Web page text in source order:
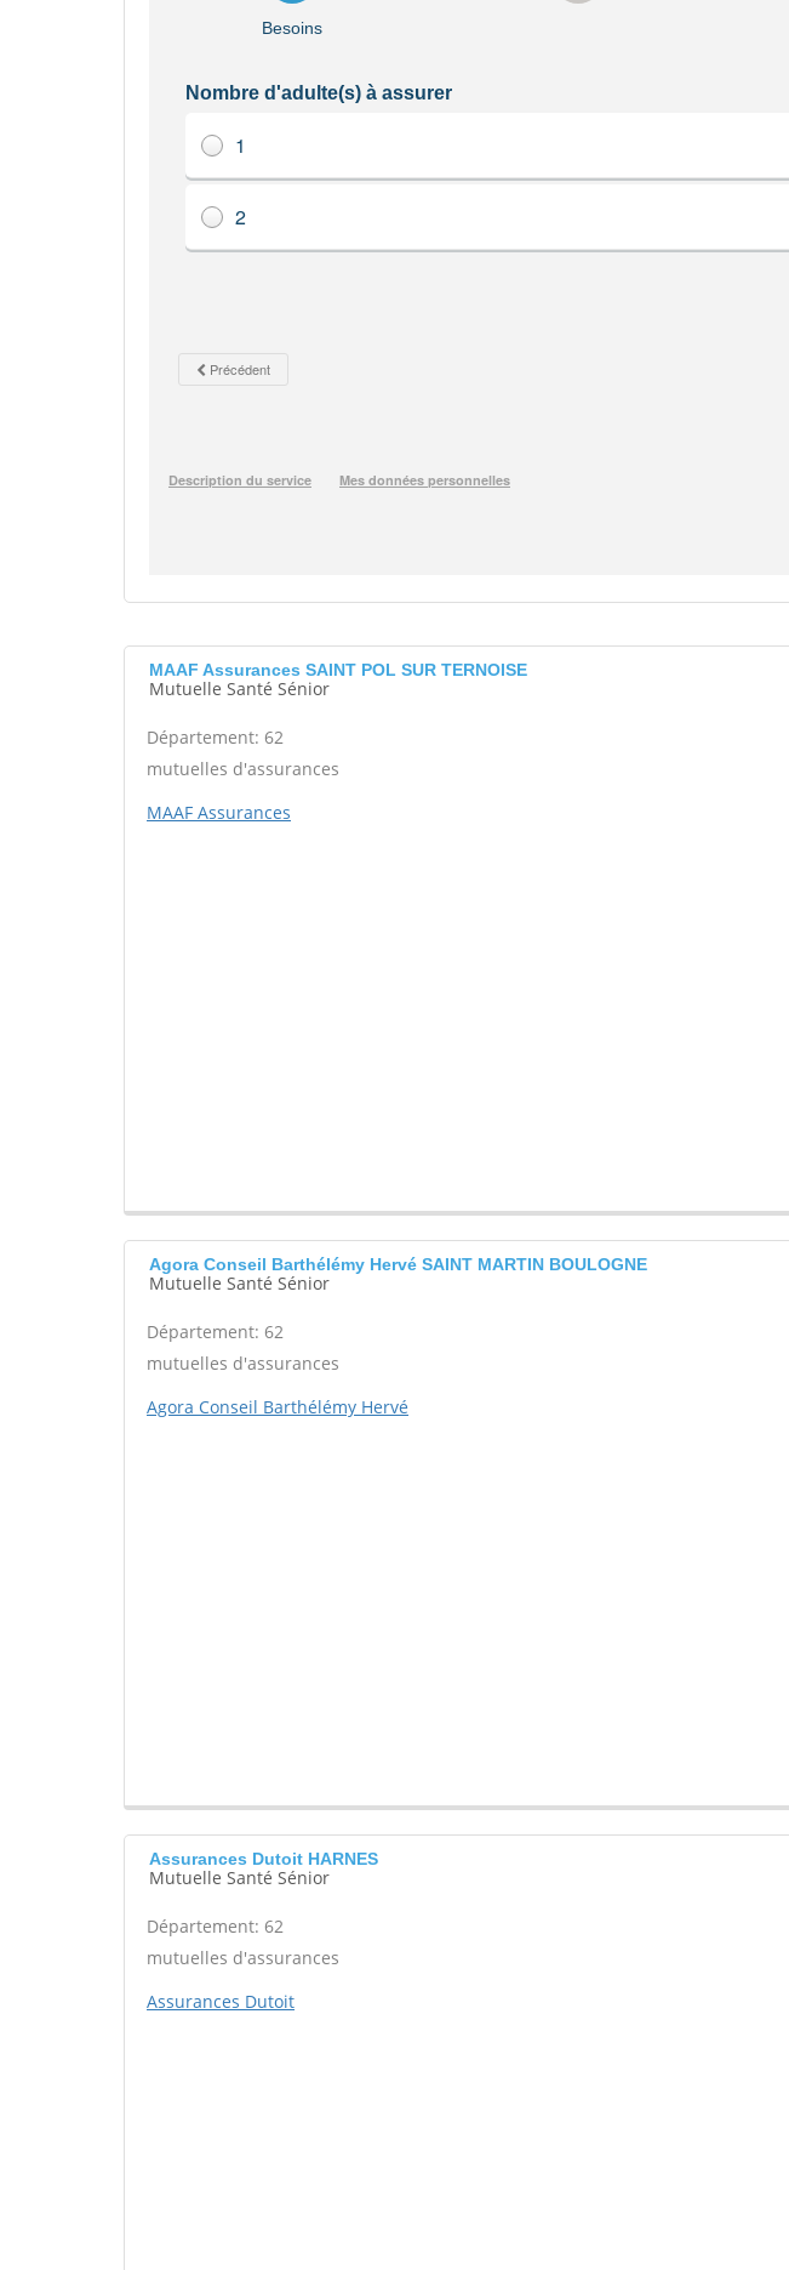
MAAF Assurances SAINT POL SUR TERNOISE
Mutuelle Santé Sénior
Département: 62
mutuelles d'assurances
MAAF Assurances
Agora Conseil Barthélémy Hervé SAINT MARTIN BOULOGNE
Mutuelle Santé Sénior
Département: 62
mutuelles d'assurances
Agora Conseil Barthélémy Hervé
Assurances Dutoit HARNES
Mutuelle Santé Sénior
Département: 62
mutuelles d'assurances
Assurances Dutoit